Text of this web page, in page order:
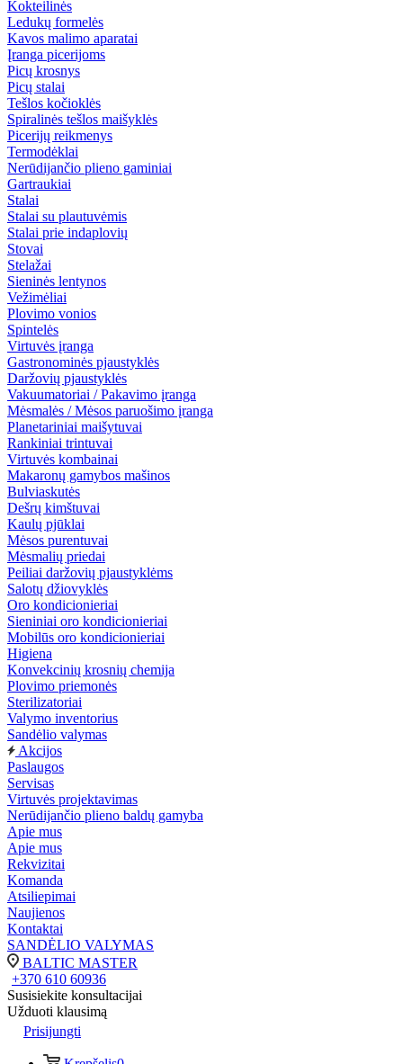
Kokteilinės
Ledukų formelės
Kavos malimo aparatai
Įranga picerijoms
Picų krosnys
Picų stalai
Tešlos kočioklės
Spiralinės tešlos maišyklės
Picerijų reikmenys
Termodėklai
Nerūdijančio plieno gaminiai
Gartraukiai
Stalai
Stalai su plautuvėmis
Stalai prie indaplovių
Stovai
Stelažai
Sieninės lentynos
Vežimėliai
Plovimo vonios
Spintelės
Virtuvės įranga
Gastronominės pjaustyklės
Daržovių pjaustyklės
Vakuumatoriai / Pakavimo įranga
Mėsmalės / Mėsos paruošimo įranga
Planetariniai maišytuvai
Rankiniai trintuvai
Virtuvės kombainai
Makaronų gamybos mašinos
Bulviaskutės
Dešrų kimštuvai
Kaulų pjūklai
Mėsos purentuvai
Mėsmalių priedai
Peiliai daržovių pjaustyklėms
Salotų džiovyklės
Oro kondicionieriai
Sieniniai oro kondicionieriai
Mobilūs oro kondicionieriai
Higiena
Konvekcinių krosnių chemija
Plovimo priemonės
Sterilizatoriai
Valymo inventorius
Sandėlio valymas
Akcijos
Paslaugos
Servisas
Virtuvės projektavimas
Nerūdijančio plieno baldų gamyba
Apie mus
Apie mus
Rekvizitai
Komanda
Atsiliepimai
Naujienos
Kontaktai
SANDĖLIO VALYMAS
BALTIC MASTER
+370 610 60936
Susisiekite konsultacijai
Užduoti klausimą
Prisijungti